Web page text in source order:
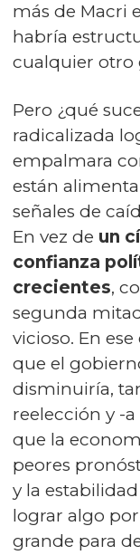
más de Macri
habría
cualquier otro
Pero ¿qué
radicalizada
empalmara
están
señales de
En vez de un
confianza
crecientes,
segunda
vicioso. En
que el
disminuiría,
reelección y -
que la
peores
y la
lograr algo
grande para